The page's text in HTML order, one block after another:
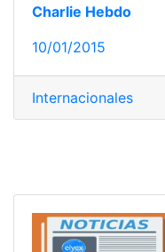
Charlie Hebdo
10/01/2015
Internacionales